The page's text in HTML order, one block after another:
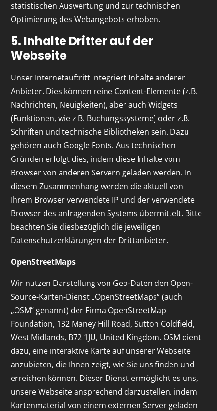
statistischen Auswertung und zur technischen
Optimierung des Webangebots erhoben.
5. Inhalte Dritter auf der
Webseite
Unser Internetauftritt integriert Inhalte anderer
Anbieter. Dies können reine Content-Elemente (z.B.
Nachrichten, Neuigkeiten), aber auch Widgets
(Funktionen, wie z.B. Buchungssysteme) oder z.B.
Schriften und technische Bibliotheken sein. Dazu
gehören auch Google Fonts. Aus technischen
Gründen erfolgt dies, indem diese Inhalte vom
Browser von anderen Servern geladen werden. In
diesem Zusammenhang werden die aktuell von
Ihrem Browser verwendete IP und der verwendete
Browser des anfragenden Systems übermittelt. Bitte
beachten Sie diesbezüglich die jeweiligen
Datenschutzerklärungen der Drittanbieter.
OpenStreetMaps
Wir nutzen Darstellung von Geo-Daten den Open-
Source-Karten-Dienst „OpenStreetMaps“ (auch
„OSM“ genannt) der Firma OpenStreetMap
Foundation, 132 Maney Hill Road, Sutton Coldfield,
West Midlands, B72 1JU, United Kingdom. OSM dient
dazu, eine interaktive Karte auf unserer Webseite
anzubieten, die Ihnen zeigt, wie Sie uns finden und
erreichen können. Dieser Dienst ermöglicht es uns,
unsere Webseite ansprechend darzustellen, indem
Kartenmaterial von einem externen Server geladen